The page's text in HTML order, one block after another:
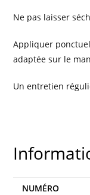
Ne pas laisser
Appliquer
adaptée sur le
Un entretien
NUMÉRO